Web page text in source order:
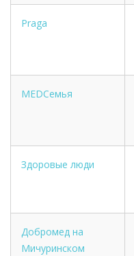
Praga
MEDСемья
Здоровые люди
Добромед на
Мичуринском